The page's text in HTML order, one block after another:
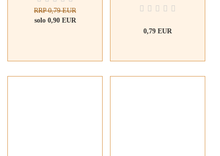
RRP 0,79 EUR
solo 0,90 EUR
0,79 EUR